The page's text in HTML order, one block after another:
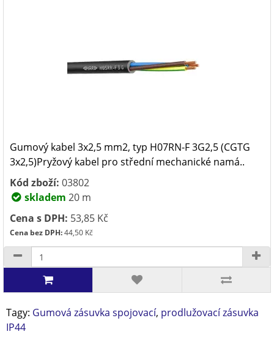
Gumový kabel 3x2,5 mm2, typ H07RN-F 3G2,5 (CGTG
3x2,5)Pryžový kabel pro střední mechanické namá..
Kód zboží: 03802
skladem 20 m
Cena s DPH: 53,85 Kč
Cena bez DPH:44,50 Kč
Tagy: Gumová zásuvka spojovací, prodlužovací zásuvka
IP44